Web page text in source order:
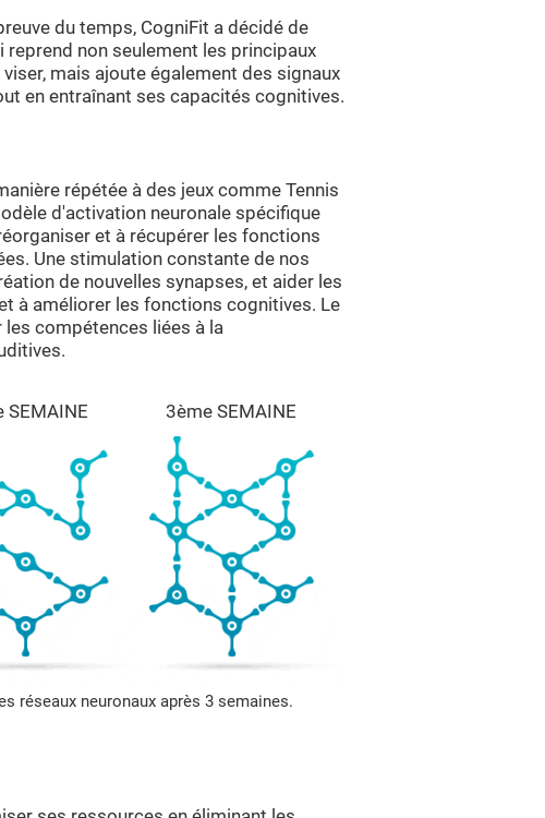
du temps, CogniFit a décidé de
reprend non seulement les principaux
mais ajoute également des signaux
en entraînant ses capacités cognitives.
répétée à des jeux comme Tennis
d'activation neuronale spécifique
et à récupérer les fonctions
Une stimulation constante de nos
de nouvelles synapses, et aider les
à améliorer les fonctions cognitives. Le
compétences liées à la
SEMAINE 3ème SEMAINE
réseaux neuronaux après 3 semaines.